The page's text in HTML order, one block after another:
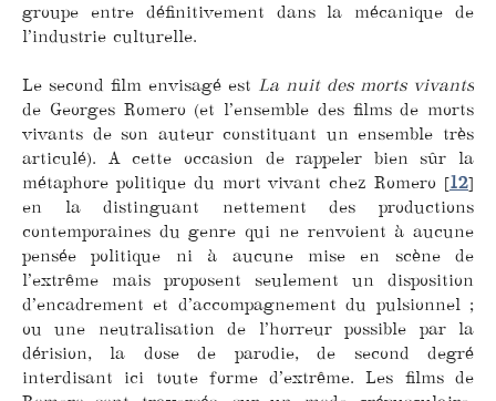
groupe entre définitivement dans la mécanique de
l’industrie culturelle.
Le second film envisagé est La nuit des morts vivants
de Georges Romero (et l’ensemble des films de morts
vivants de son auteur constituant un ensemble très
articulé). A cette occasion de rappeler bien sûr la
métaphore politique du mort vivant chez Romero [12]
en la distinguant nettement des productions
contemporaines du genre qui ne renvoient à aucune
pensée politique ni à aucune mise en scène de
l’extrême mais proposent seulement un disposition
d’encadrement et d’accompagnement du pulsionnel ;
ou une neutralisation de l’horreur possible par la
dérision, la dose de parodie, de second degré
interdisant ici toute forme d’extrême. Les films de